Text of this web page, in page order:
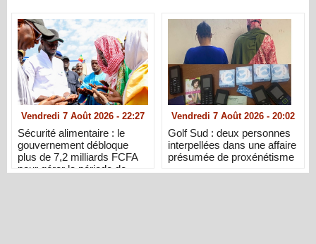
Vendredi 7 Août 2026 - 22:27
Sécurité alimentaire : le
gouvernement débloque
plus de 7,2 milliards FCFA
pour gérer la période de
Vendredi 7 Août 2026 - 20:02
Golf Sud : deux personnes
interpellées dans une affaire
présumée de proxénétisme